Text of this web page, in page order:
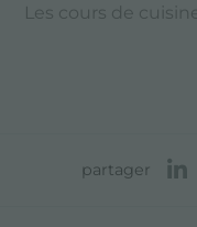
Les cours de
partager